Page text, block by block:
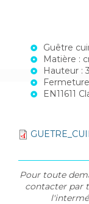
Pour toute
contacter par
Guêtre
Matière :
Hauteur :
EN11611